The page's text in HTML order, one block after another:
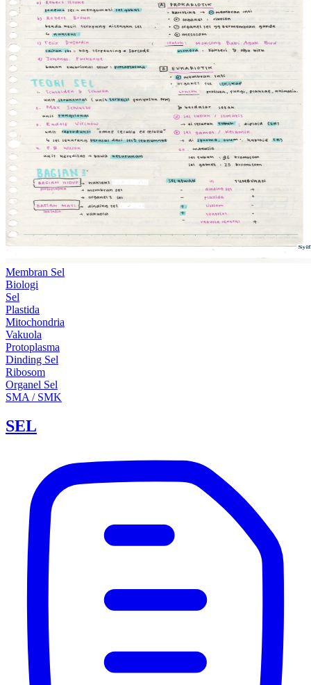
Membran Sel
Biologi
Sel
Plastida
Mitochondria
Vakuola
Protoplasma
Dinding Sel
Ribosom
Organel Sel
SMA / SMK
SEL